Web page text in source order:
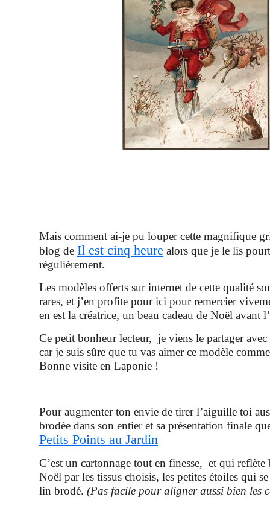
Mais comment ai-je pu louper cette magnifique
blog de Il est cinq heure alors que je le lis
régulièrement.
Les modèles offerts sur internet de cette qualité
rares, et j’en profite pour ici pour remercier
en est la créatrice, un beau cadeau de Noël avant
Ce petit bonheur lecteur, je viens le partager
car je suis sûre que tu vas aimer ce modèle
Bonne visite en Laponie !
Pour augmenter ton envie de tirer l’aiguille toi
brodée dans son entier et sa présentation finale
Petits Points au Jardin
C’est un cartonnage tout en finesse, et qui reflète
Noël par les tissus choisis, les petites étoiles qui
lin brodé. (Pas facile pour aligner aussi bien les